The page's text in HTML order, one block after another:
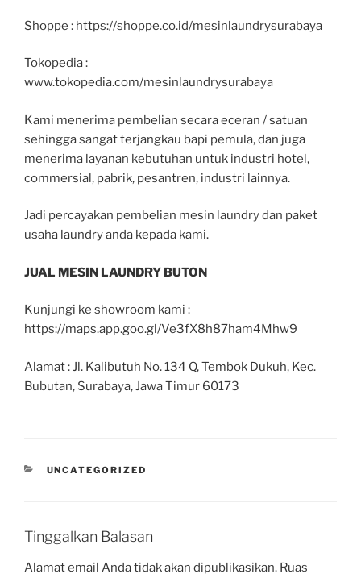
Shoppe : https://shoppe.co.id/mesinlaundrysurabaya
Tokopedia :
www.tokopedia.com/mesinlaundrysurabaya
Kami menerima pembelian secara eceran / satuan
sehingga sangat terjangkau bapi pemula, dan juga
menerima layanan kebutuhan untuk industri hotel,
commersial, pabrik, pesantren, industri lainnya.
Jadi percayakan pembelian mesin laundry dan paket
usaha laundry anda kepada kami.
JUAL MESIN LAUNDRY BUTON
Kunjungi ke showroom kami :
https://maps.app.goo.gl/Ve3fX8h87ham4Mhw9
Alamat : Jl. Kalibutuh No. 134 Q, Tembok Dukuh, Kec.
Bubutan, Surabaya, Jawa Timur 60173
UNCATEGORIZED
Tinggalkan Balasan
Alamat email Anda tidak akan dipublikasikan. Ruas